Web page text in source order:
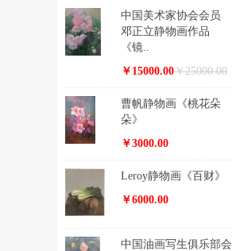
中国美术家协会会员
邓正立静物画作品
《镜..
￥15000.00￥25000.00
曹帆静物画《桃花朵
朵》
￥3000.00
Leroy静物画《百财》
￥6000.00
中国油画写生俱乐部会